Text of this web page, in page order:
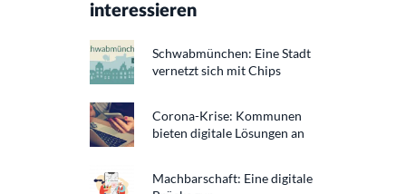
interessieren
Schwabmünchen: Eine Stadt
vernetzt sich mit Chips
Corona-Krise: Kommunen
bieten digitale Lösungen an
Machbarschaft: Eine digitale